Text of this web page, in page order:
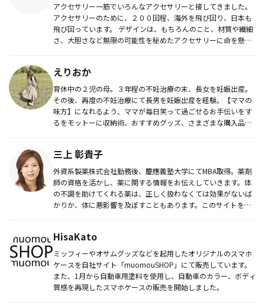
アクセサリー一筋でいろんなアクセサリーと接してきました。
アクセサリーのために、２００回程、海外を飛び回り、日本も
飛び回っています。 デザインは、もちろんのこと、材質や繊細
さ、大胆さなど無限の可能性を秘めたアクセサリーに命を懸け
えりおか
育休中の２児の母。３年程の不妊治療の末、長女を妊娠出産。
その後、再度の不妊治療にて長男を妊娠出産を経験。【ママの
味方】になれるよう、ママが毎日笑って過ごせるお手伝いをす
るをモットーに収納術、おすすめグッズ、さまざまな購入品の
三上 彰貴子
外資系製薬株式会社勤務後、慶應義塾大学にてMBA取得。薬剤
師の資格を活かし、薬に関する情報をお伝えしていきます。体
の不調を助けてくれる薬は、正しく扱わなくては効果がないば
かりか、体に悪影響を及ぼすこともあります。このサイトを活
HisaKato
ミッフィーやオサムグッズなどを起用したオリジナルのスマホ
ケースを自社サイト「muomouSHOP」にて販売しています。
また、1月から自動車用塗料を使用し、自動車のカラー、ボディ
質感を再現したスマホケースの販売を開始しました。